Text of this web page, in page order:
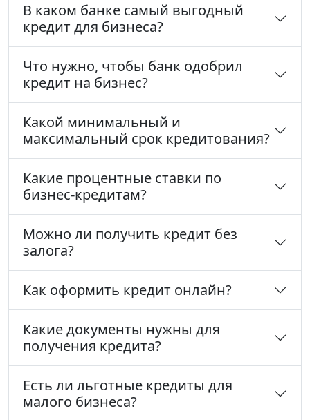
В каком банке самый выгодный
кредит для бизнеса?
Что нужно, чтобы банк одобрил
кредит на бизнес?
Какой минимальный и
максимальный срок кредитования?
Какие процентные ставки по
бизнес-кредитам?
Можно ли получить кредит без
залога?
Как оформить кредит онлайн?
Какие документы нужны для
получения кредита?
Есть ли льготные кредиты для
малого бизнеса?